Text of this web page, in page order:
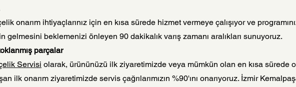
onarım ihtiyaçlarınız için en kısa sürede hizmet vermeye çalışıyor ve
gelmesini beklemenizi önleyen 90 dakikalık varış zamanı aralıkları sunuyoruz.
parçalar
Servisi olarak, ürününüzü ilk ziyaretimizde veya mümkün olan en kısa sürede
ilk onarım ziyaretimizde servis çağrılarımızın %90'ını onarıyoruz. İzmir